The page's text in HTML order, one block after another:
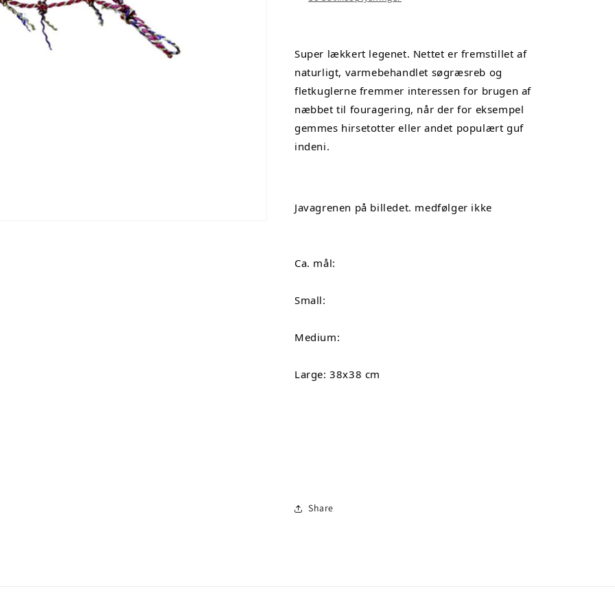
Super lækkert legenet. Nettet er fremstillet af
naturligt, varmebehandlet søgræsreb og
fletkuglerne fremmer interessen for brugen af
næbbet til fouragering, når der for eksempel
gemmes hirsetotter eller andet populært guf
indeni.
Javagrenen på billedet. medfølger ikke
Ca. mål:
Small:
Medium:
Large: 38x38 cm
Share